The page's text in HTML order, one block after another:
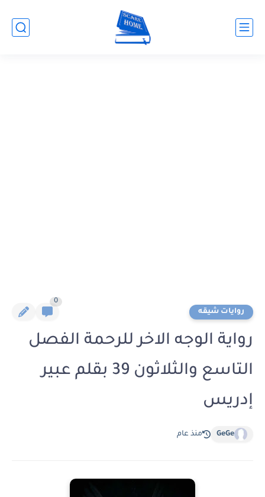
روايات شيقه
0
رواية الوجه الاخر للرحمة الفصل
التاسع والثلاثون 39 بقلم عبير
إدريس
GeGe منذ عام